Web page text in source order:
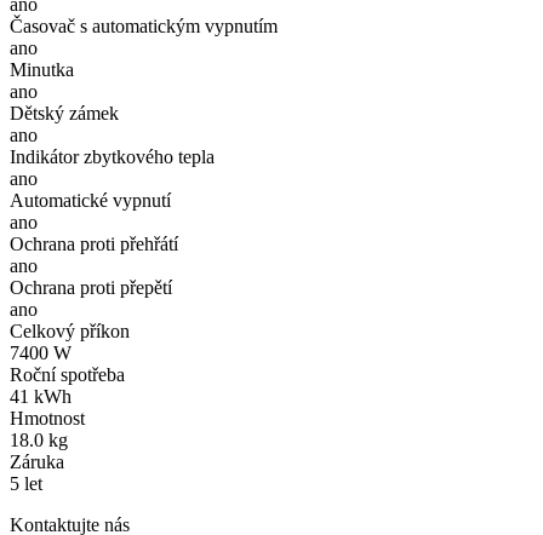
Časovač s automatickým vypnutím
ano
Minutka
ano
Dětský zámek
ano
Indikátor zbytkového tepla
ano
Automatické vypnutí
ano
Ochrana proti přehřátí
ano
Ochrana proti přepětí
ano
Celkový příkon
7400 W
Roční spotřeba
41 kWh
Hmotnost
18.0 kg
Záruka
5 let
Kontaktujte nás